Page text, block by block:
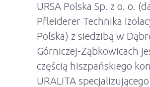
URSA Polska Sp. z o. o.
Pfleiderer Technika
Polska) z siedzibą w
Górniczej-Ząbkowicach
częścią hiszpańskiego
URALITA